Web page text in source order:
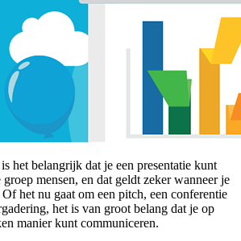
het belangrijk dat je een presentatie kunt
mensen, en dat geldt zeker wanneer je
het nu gaat om een pitch, een conferentie
het is van groot belang dat je op
manier kunt communiceren.